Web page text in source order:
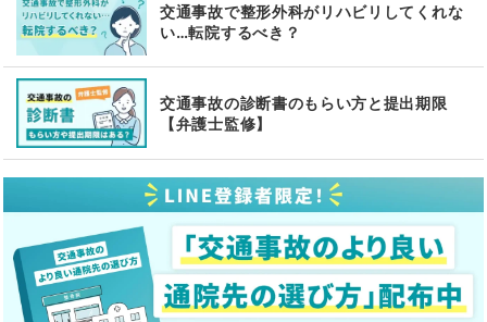
交通事故で整形外科がリハビリしてくれな
い…転院するべき？
交通事故の診断書のもらい方と提出期限
【弁護士監修】